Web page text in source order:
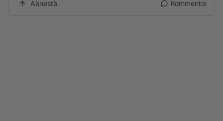
Äänestä Kommentoi